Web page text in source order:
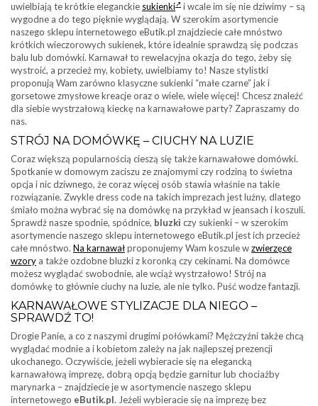
uwielbiają te krótkie eleganckie sukienki
i wcale im się nie dziwimy – są
wygodne a do tego pięknie wyglądają. W szerokim asortymencie
naszego sklepu internetowego eButik.pl znajdziecie całe mnóstwo
krótkich wieczorowych sukienek, które idealnie sprawdzą się podczas
balu lub domówki. Karnawał to rewelacyjna okazja do tego, żeby się
wystroić, a przecież my, kobiety, uwielbiamy to! Nasze stylistki
proponują Wam zarówno klasyczne sukienki “małe czarne” jak i
gorsetowe zmysłowe kreacje oraz o wiele, wiele więcej! Chcesz znaleźć
dla siebie wystrzałową kieckę na karnawałowe party? Zapraszamy do
nas.
STRÓJ NA DOMÓWKĘ – CIUCHY NA LUZIE
Coraz większą popularnością cieszą się także karnawałowe domówki.
Spotkanie w domowym zaciszu ze znajomymi czy rodziną to świetna
opcja i nic dziwnego, że coraz więcej osób stawia właśnie na takie
rozwiązanie. Zwykle dress code na takich imprezach jest luźny, dlatego
śmiało można wybrać się na domówkę na przykład w jeansach i koszuli.
Sprawdź nasze spodnie, spódnice, bluzki czy sukienki – w szerokim
asortymencie naszego sklepu internetowego eButik.pl jest ich przecież
całe mnóstwo. Na karnawałproponujemy Wam koszule wzwierzęce
wzory a także ozdobne bluzki z koronką czy cekinami. Na domówce
możesz wyglądać swobodnie, ale wciąż wystrzałowo! Strój na
domówkę to głównie ciuchy na luzie, ale nie tylko. Puść wodze fantazji.
KARNAWAŁOWE STYLIZACJE DLA NIEGO –
SPRAWDŹ TO!
Drogie Panie, a co z naszymi drugimi połówkami? Mężczyźni także chcą
wyglądać modnie a i kobietom zależy na jak najlepszej prezencji
ukochanego. Oczywiście, jeżeli wybieracie się na elegancką
karnawałową imprezę, dobrą opcją będzie garnitur lub chociażby
marynarka – znajdziecie je w asortymencie naszego sklepu
internetowego eButik.pl. Jeżeli wybieracie się na imprezę bez